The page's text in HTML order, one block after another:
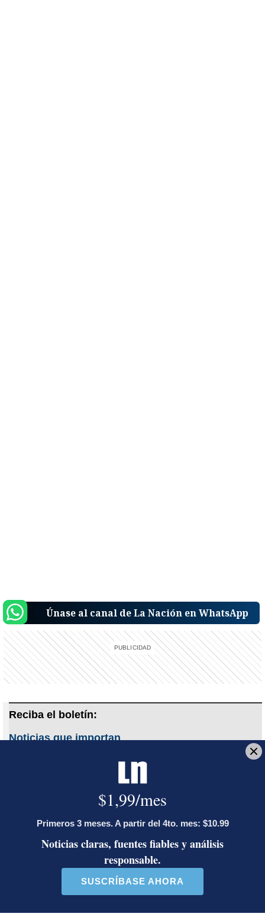
Únase al canal de La Nación en WhatsApp
Reciba el boletín:
Noticias que importan
Una selección de noticias que importan y que además, le afectan.
Cada mañana antes de las 7 a.m. para que acompañe su
Deseo recibir comunicaciones
Arline Argüello Mena
Baréin
Jairo Villegas S.